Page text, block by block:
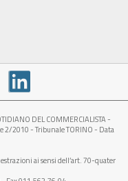
DEL COMMERCIALISTA -
2/2010 - Tribunale TORINO - Data
ai sensi dell’art. 70-quater